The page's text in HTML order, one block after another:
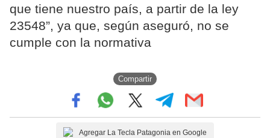
que tiene nuestro país, a partir de la ley
23548”, ya que, según aseguró, no se
cumple con la normativa
Compartir
Agregar La Tecla Patagonia en Google